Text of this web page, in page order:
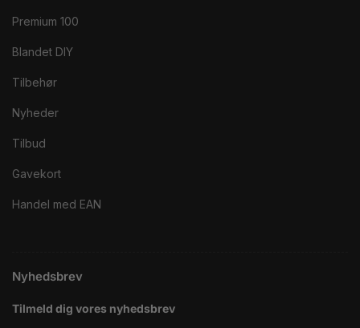
Premium 100
Blandet DIY
Tilbehør
Nyheder
Tilbud
Gavekort
Handel med EAN
Nyhedsbrev
Tilmeld dig vores nyhedsbrev